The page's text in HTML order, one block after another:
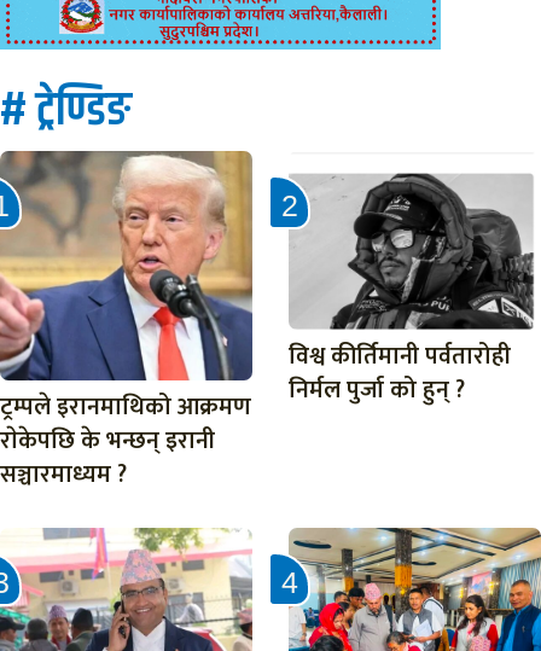
# ट्रेण्डिङ
ट्रम्पले इरानमाथिको आक्रमण
राेकेपछि के भन्छन् इरानी
सञ्चारमाध्यम ?
विश्व कीर्तिमानी पर्वतारोही
निर्मल पुर्जा को हुन् ?